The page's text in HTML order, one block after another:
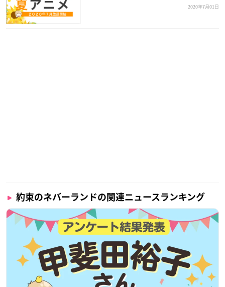
2020年7月01日
約束のネバーランドの関連ニュースランキング